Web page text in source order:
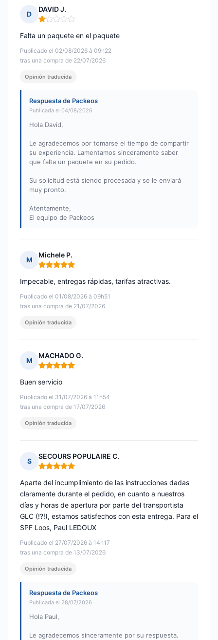
D
DAVID J.
Nota: 1 de 5
Publicado el 02/08/2026 à 09h22
tras una compra de 22/07/2026
Falta un paquete en el paquete
Opinión traducida
Respuesta de Packeos
Publicada el 04/08/2026
Hola David,
Le agradecemos por tomarse el tiempo de compartir
su experiencia. Lamentamos sinceramente saber
que falta un paquete en su pedido.
Su solicitud está siendo procesada y se le enviará
muy pronto.
Atentamente,
El equipo de Packeos
M
Michele P.
Nota: 5 de 5
Publicado el 01/08/2026 à 09h51
tras una compra de 21/07/2026
Impecable, entregas rápidas, tarifas atractivas.
Opinión traducida
M
MACHADO G.
Nota: 5 de 5
Publicado el 31/07/2026 à 11h54
tras una compra de 17/07/2026
Buen servicio
Opinión traducida
S
SECOURS POPULAIRE C.
Nota: 5 de 5
Publicado el 27/07/2026 à 14h17
tras una compra de 13/07/2026
Aparte del incumplimiento de las instrucciones dadas
claramente durante el pedido, en cuanto a nuestros
días y horas de apertura por parte del transportista
GLC (!?!), estamos satisfechos con esta entrega. Para el
SPF Loos, Paul LEDOUX
Opinión traducida
Respuesta de Packeos
Publicada el 28/07/2026
Hola Paul,
Le agradecemos sinceramente por su respuesta.